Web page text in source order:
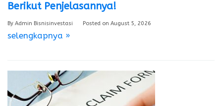
Berikut Penjelasannya!
By Admin Bisnisinvestasi Posted on August 5, 2026
selengkapnya »